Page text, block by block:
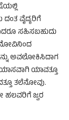
ದಂತ ವೈದ್ಯರಿಗೆ
ಸಹಿಸಬಹುದು
ನೋವಿನಿಂದ
ಅವಲೋಕಿಸಿದಾಗ
ಯಾವತ್ತೂ
ತಲೆನೋವು.
ಹಲವರಿಗೆ ಜ್ವರ